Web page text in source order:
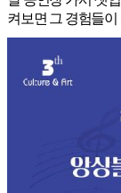
켜보면 그 경험들이